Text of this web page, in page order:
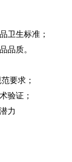
卫生标准；
品质。
要求；
验证；
力